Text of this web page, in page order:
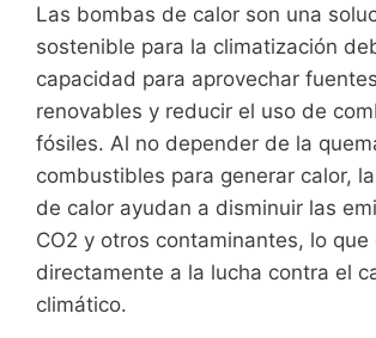
Las bombas de calor son una
sostenible para la climatización
capacidad para aprovechar
renovables y reducir el uso de
fósiles. Al no depender de la
combustibles para generar calor,
de calor ayudan a disminuir las
CO2 y otros contaminantes, lo que
directamente a la lucha contra el
climático.